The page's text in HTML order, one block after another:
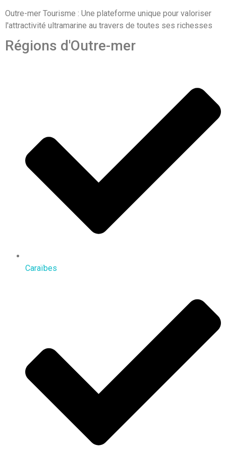
Outre-mer Tourisme : Une plateforme unique pour valoriser
l'attractivité ultramarine au travers de toutes ses richesses
Régions d'Outre-mer
Caraïbes